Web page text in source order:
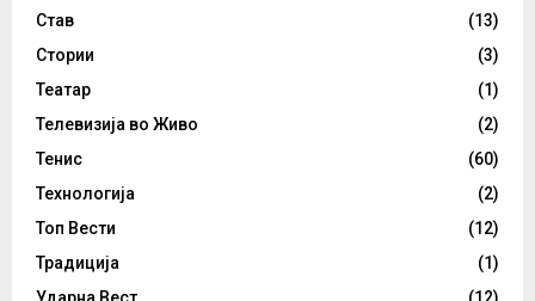
Став
(13)
Стории
(3)
Театар
(1)
Телевизија во Живо
(2)
Тенис
(60)
Технологија
(2)
Топ Вести
(12)
Традиција
(1)